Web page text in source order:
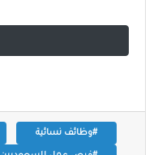
#وظائف نسائية